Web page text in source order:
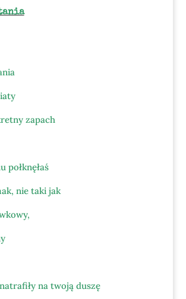
zapach
połknęłaś
nie taki jak
na twoją duszę